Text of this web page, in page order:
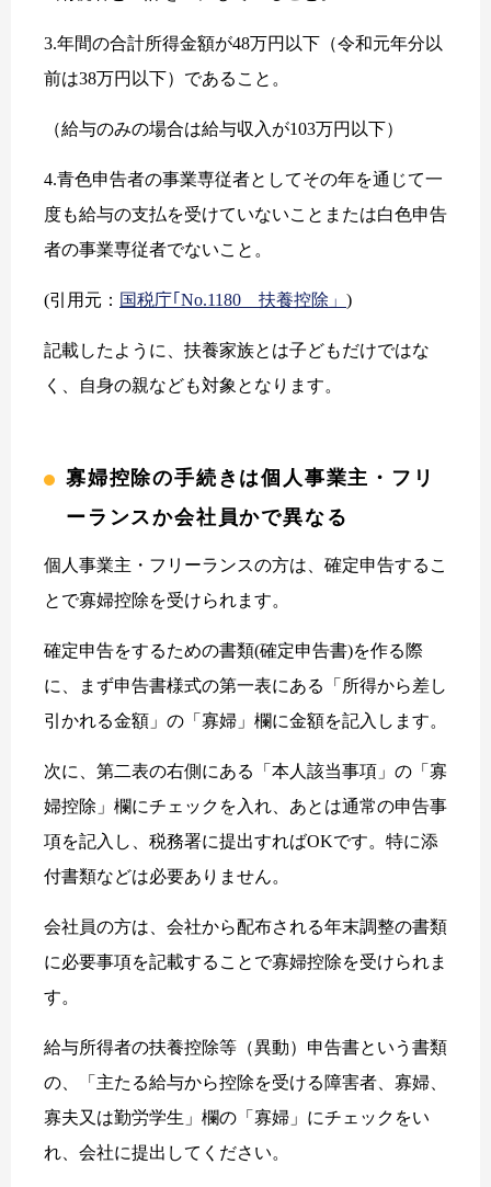
3.年間の合計所得金額が48万円以下（令和元年分以
前は38万円以下）であること。
（給与のみの場合は給与収入が103万円以下）
4.青色申告者の事業専従者としてその年を通じて一
度も給与の支払を受けていないことまたは白色申告
者の事業専従者でないこと。
(引用元： 国税庁｢No.1180 扶養控除」 )
記載したように、扶養家族とは子どもだけではな
く、自身の親なども対象となります。
寡婦控除の手続きは個人事業主・フリ
ーランスか会社員かで異なる
個人事業主・フリーランスの方は、確定申告するこ
とで寡婦控除を受けられます。
確定申告をするための書類(確定申告書)を作る際
に、まず申告書様式の第一表にある「所得から差し
引かれる金額」の「寡婦」欄に金額を記入します。
次に、第二表の右側にある「本人該当事項」の「寡
婦控除」欄にチェックを入れ、あとは通常の申告事
項を記入し、税務署に提出すればOKです。特に添
付書類などは必要ありません。
会社員の方は、会社から配布される年末調整の書類
に必要事項を記載することで寡婦控除を受けられま
す。
給与所得者の扶養控除等（異動）申告書という書類
の、「主たる給与から控除を受ける障害者、寡婦、
寡夫又は勤労学生」欄の「寡婦」にチェックをい
れ、会社に提出してください。